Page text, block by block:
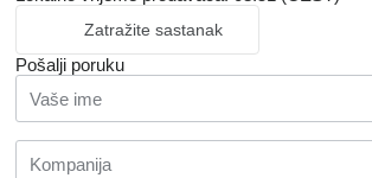
Zatražite sastanak
Pošalji poruku